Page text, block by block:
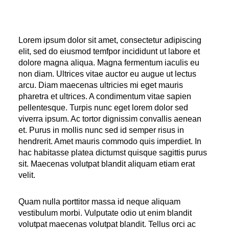
Lorem ipsum dolor sit amet, consectetur adipiscing
elit, sed do eiusmod temfpor incididunt ut labore et
dolore magna aliqua. Magna fermentum iaculis eu
non diam. Ultrices vitae auctor eu augue ut lectus
arcu. Diam maecenas ultricies mi eget mauris
pharetra et ultrices. A condimentum vitae sapien
pellentesque. Turpis nunc eget lorem dolor sed
viverra ipsum. Ac tortor dignissim convallis aenean
et. Purus in mollis nunc sed id semper risus in
hendrerit. Amet mauris commodo quis imperdiet. In
hac habitasse platea dictumst quisque sagittis purus
sit. Maecenas volutpat blandit aliquam etiam erat
velit.
Quam nulla porttitor massa id neque aliquam
vestibulum morbi. Vulputate odio ut enim blandit
volutpat maecenas volutpat blandit. Tellus orci ac